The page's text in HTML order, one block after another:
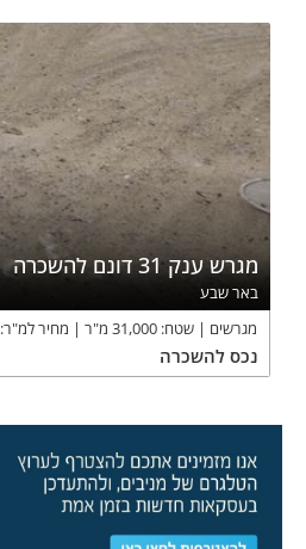
מגרש ענק 31 דונם להשכרה
באר שבע
מגרשים
שטח: 31,000 מ"ר מחיר למ"ר:
נכס להשכרה